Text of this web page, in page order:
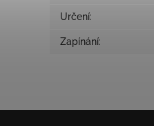
Určení:
Zapínání: